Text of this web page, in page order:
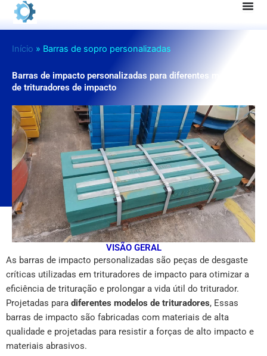
Pular
para
conteúdo
Início » Barras de sopro personalizadas
Barras de impacto personalizadas para diferentes modelos
de trituradores de impacto
VISÃO GERAL
As barras de impacto personalizadas são peças de desgaste
críticas utilizadas em trituradores de impacto para otimizar a
eficiência de trituração e prolongar a vida útil do triturador.
Projetadas para diferentes modelos de trituradores, Essas
barras de impacto são fabricadas com materiais de alta
qualidade e projetadas para resistir a forças de alto impacto e
materiais abrasivos.